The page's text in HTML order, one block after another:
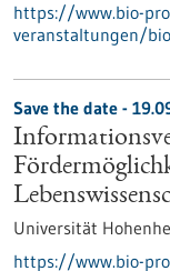
https://www.bio-
veranstaltungen/
Save the date -
Universität
https://www.bio-